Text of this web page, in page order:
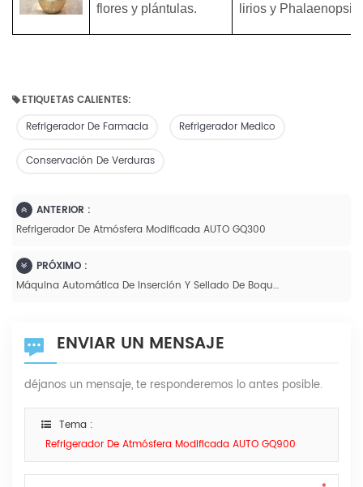
flores y plántulas.
lirios y Phalaenopsis.
ETIQUETAS CALIENTES:
Refrigerador De Farmacia
Refrigerador Medico
Conservación De Verduras
ANTERIOR :
Refrigerador De Atmósfera Modificada AUTO GQ300
PRÓXIMO :
Máquina Automática De Inserción Y Sellado De Boquilla Giratoria Para Bolsas GF-1600H
ENVIAR UN MENSAJE
déjanos un mensaje, te responderemos lo antes posible.
Tema :
Refrigerador De Atmósfera Modificada AUTO GQ900